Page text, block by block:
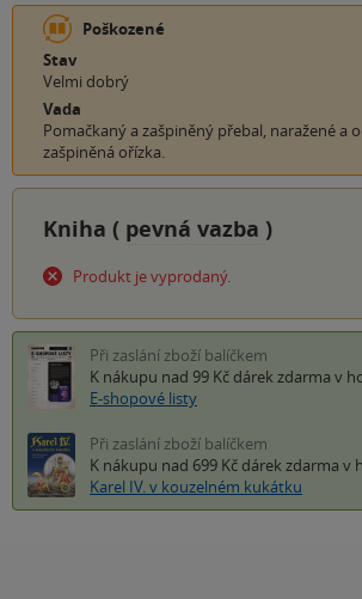
Poškozené
Stav
Velmi dobrý
Vada
Pomačkaný a zašpiněný přebal, naražené a
zašpiněná ořízka.
Kniha ( pevná vazba )
Produkt je vyprodaný.
Při zaslání zboží balíčkem
K nákupu nad 99 Kč dárek zdarma v
E-shopové listy
Při zaslání zboží balíčkem
K nákupu nad 699 Kč dárek zdarma v
Karel IV. v kouzelném kukátku